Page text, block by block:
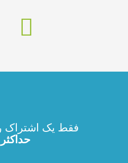
فقط یک
حداکثر 5 دستگاه به طور همزمان